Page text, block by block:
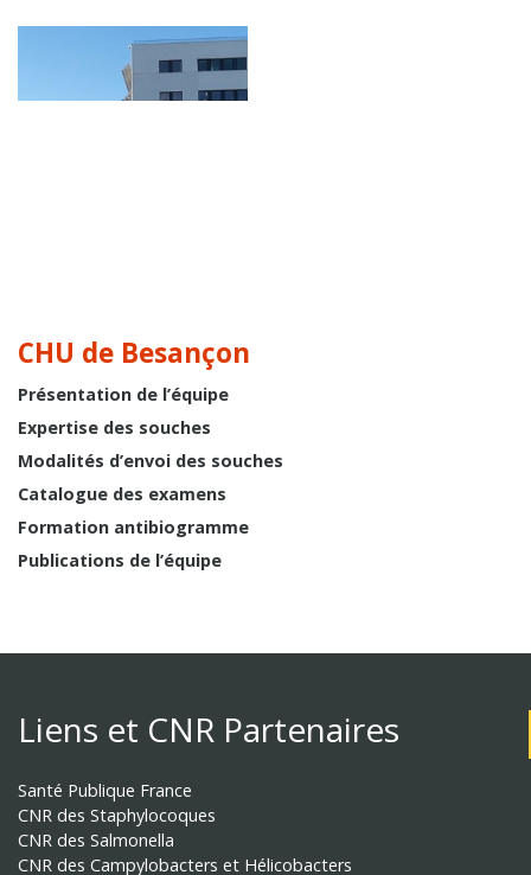
CHU de Besançon
Présentation de l’équipe
Expertise des souches
Modalités d’envoi des souches
Catalogue des examens
Formation antibiogramme
Publications de l’équipe
Liens et CNR Partenaires
Santé Publique France
CNR des Staphylocoques
CNR des Salmonella
CNR des Campylobacters et Hélicobacters